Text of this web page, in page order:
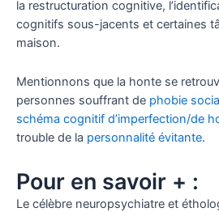
la restructuration cognitive,
cognitifs sous-jacents et certaines
maison.
Mentionnons que la honte se
personnes souffrant de phobie
schéma cognitif d’imperfection/de
trouble de la personnalité évitante.
Pour en savoir + :
Le célèbre neuropsychiatre et